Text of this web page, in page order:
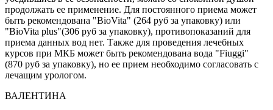
продолжать ее применение. Для постоянного приема может
быть рекомендована "BioVita" (264 руб за упаковку) или
"BioVita plus"(306 руб за упаковку), противопоказаний для
приема данных вод нет. Также для проведения лечебных
курсов при МКБ может быть рекомендована вода "Fiuggi"
(870 руб за упаковку), но ее прием необходимо согласовать с
лечащим урологом.
ВАЛЕНТИНА